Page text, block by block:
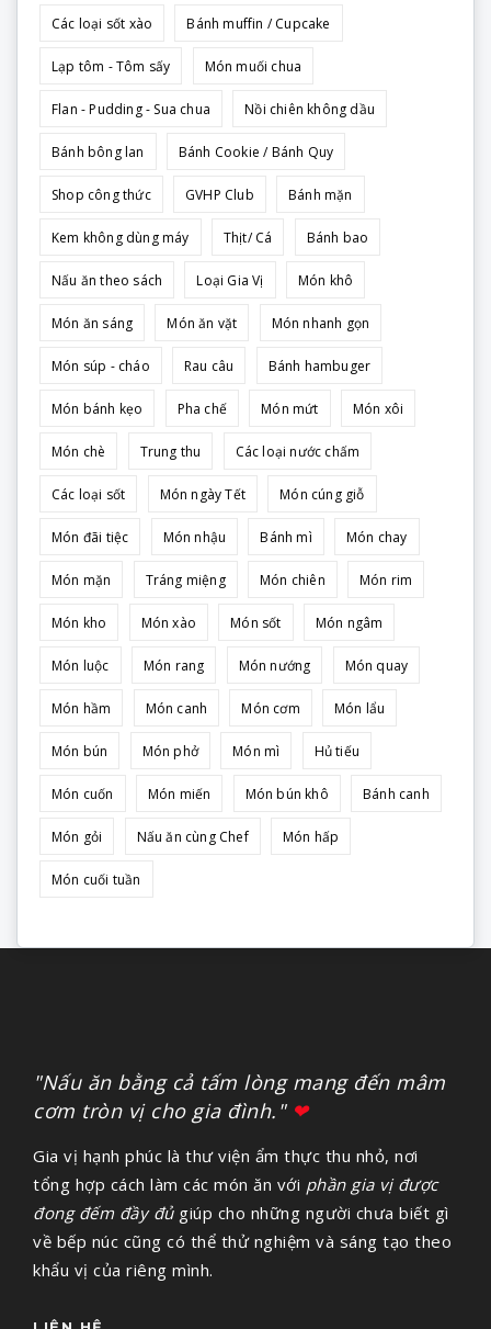
Các loại sốt xào Bánh muffin / Cupcake
Lạp tôm - Tôm sấy Món muối chua
Flan - Pudding - Sua chua Nồi chiên không dầu
Bánh bông lan Bánh Cookie / Bánh Quy
Shop công thức GVHP Club Bánh mặn
Kem không dùng máy Thịt/ Cá Bánh bao
Nấu ăn theo sách Loại Gia Vị Món khô
Món ăn sáng Món ăn vặt Món nhanh gọn
Món súp - cháo Rau câu Bánh hambuger
Món bánh kẹo Pha chế Món mứt Món xôi
Món chè Trung thu Các loại nước chấm
Các loại sốt Món ngày Tết Món cúng giỗ
Món đãi tiệc Món nhậu Bánh mì Món chay
Món mặn Tráng miệng Món chiên Món rim
Món kho Món xào Món sốt Món ngâm
Món luộc Món rang Món nướng Món quay
Món hầm Món canh Món cơm Món lẩu
Món bún Món phở Món mì Hủ tiếu
Món cuốn Món miến Món bún khô Bánh canh
Món gỏi Nấu ăn cùng Chef Món hấp
Món cuối tuần
"Nấu ăn bằng cả tấm lòng mang đến mâm
cơm tròn vị cho gia đình." ❤
Gia vị hạnh phúc là thư viện ẩm thực thu nhỏ, nơi
tổng hợp cách làm các món ăn với phần gia vị được
đong đếm đầy đủgiúp cho những người chưa biết gì
về bếp núc cũng có thể thử nghiệm và sáng tạo theo
khẩu vị của riêng mình.